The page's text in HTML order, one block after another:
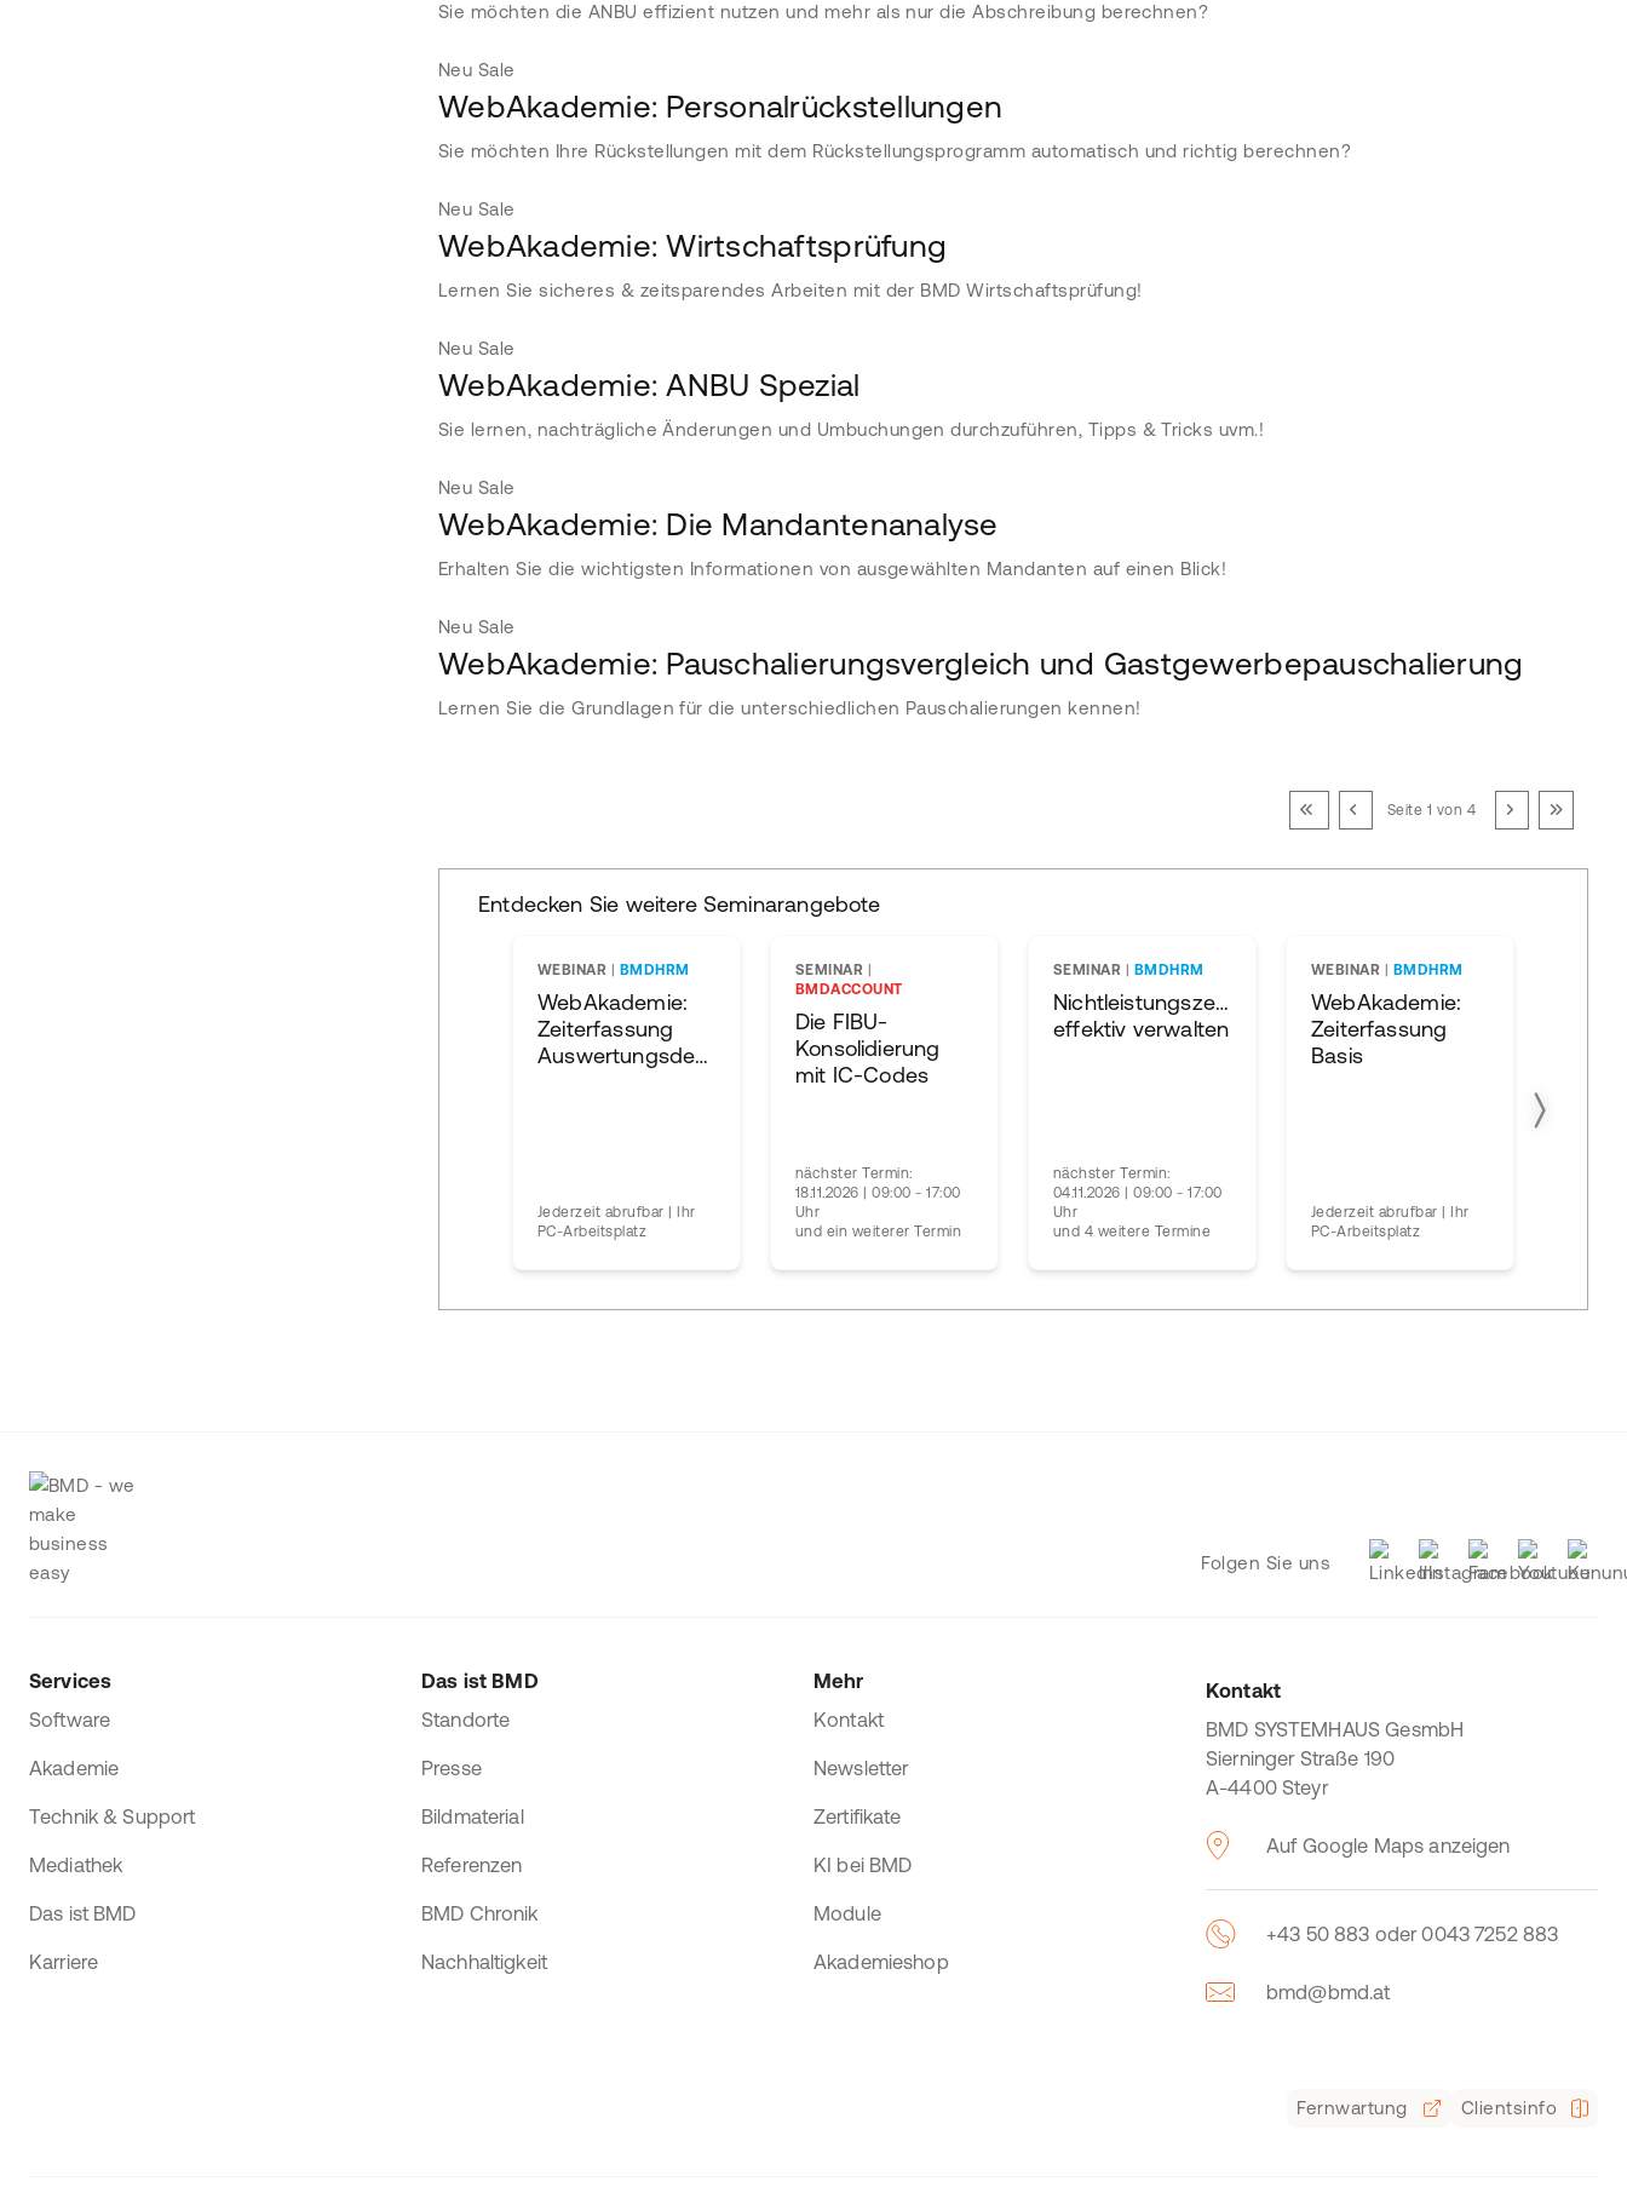
Sie möchten die ANBU effizient nutzen und mehr als nur die Abschreibung berechnen?
Neu Sale
WebAkademie: Personalrückstellungen
Sie möchten Ihre Rückstellungen mit dem Rückstellungsprogramm automatisch und richtig berechnen?
Neu Sale
WebAkademie: Wirtschaftsprüfung
Lernen Sie sicheres & zeitsparendes Arbeiten mit der BMD Wirtschaftsprüfung!
Neu Sale
WebAkademie: ANBU Spezial
Sie lernen, nachträgliche Änderungen und Umbuchungen durchzuführen, Tipps & Tricks uvm.!
Neu Sale
WebAkademie: Die Mandantenanalyse
Erhalten Sie die wichtigsten Informationen von ausgewählten Mandanten auf einen Blick!
Neu Sale
WebAkademie: Pauschalierungsvergleich und Gastgewerbepauschalierung
Lernen Sie die Grundlagen für die unterschiedlichen Pauschalierungen kennen!
Seite 1 von 4
Entdecken Sie weitere Seminarangebote
WEBINAR BMDHRM
WebAkademie:
Zeiterfassung
Auswertungsdesigner
Jederzeit abrufbar | Ihr
PC-Arbeitsplatz
SEMINAR
BMDACCOUNT
Die FIBU-
Konsolidierung
mit IC-Codes
nächster Termin:
18.11.2026 | 09:00 - 17:00
Uhr
und ein weiterer Termin
SEMINAR BMDHRM
Nichtleistungszeiten
effektiv verwalten
nächster Termin:
04.11.2026 | 09:00 - 17:00
Uhr
und 4 weitere Termine
WEBINAR BMDHRM
WebAkademie:
Zeiterfassung
Basis
Jederzeit abrufbar | Ihr
PC-Arbeitsplatz
Folgen Sie uns
Services
Software
Akademie
Technik & Support
Mediathek
Das ist BMD
Karriere
Das ist BMD
Standorte
Presse
Bildmaterial
Referenzen
BMD Chronik
Nachhaltigkeit
Mehr
Kontakt
Newsletter
Zertifikate
KI bei BMD
Module
Akademieshop
Kontakt
BMD SYSTEMHAUS GesmbH
Sierninger Straße 190
A-4400 Steyr
Auf Google Maps anzeigen
+43 50 883 oder 0043 7252 883
bmd@bmd.at
Fernwartung Clientsinfo